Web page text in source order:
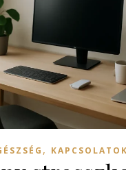
, KAPCSOLATOK